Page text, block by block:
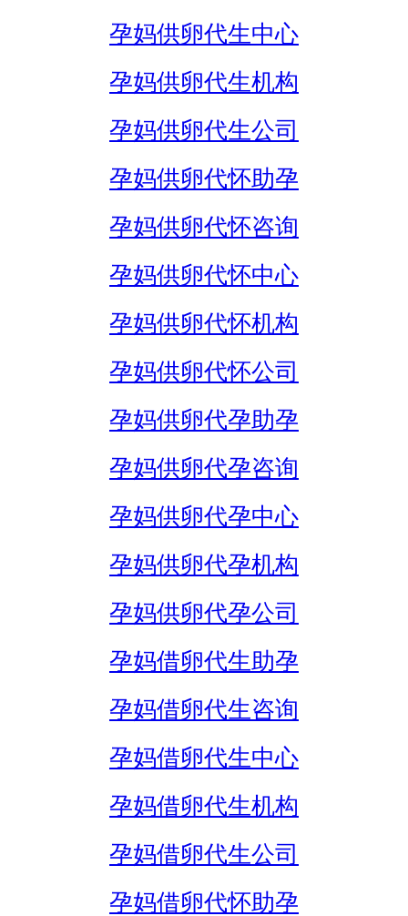
孕妈供卵代生中心
孕妈供卵代生机构
孕妈供卵代生公司
孕妈供卵代怀助孕
孕妈供卵代怀咨询
孕妈供卵代怀中心
孕妈供卵代怀机构
孕妈供卵代怀公司
孕妈供卵代孕助孕
孕妈供卵代孕咨询
孕妈供卵代孕中心
孕妈供卵代孕机构
孕妈供卵代孕公司
孕妈借卵代生助孕
孕妈借卵代生咨询
孕妈借卵代生中心
孕妈借卵代生机构
孕妈借卵代生公司
孕妈借卵代怀助孕